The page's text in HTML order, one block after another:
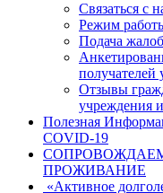
Связаться с
Режим
Подача
получателей
Отзывы
учреждения
Полезная
COVID-19
ПРОЖИВАНИЕ
«Активное